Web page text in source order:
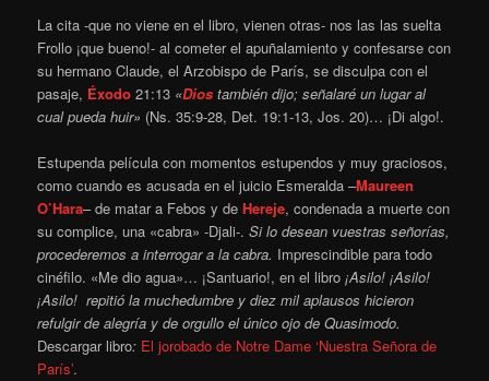
La cita -que no viene en el libro, vienen otras- nos las las suelta
Frollo ¡que bueno!- al cometer el apuñalamiento y confesarse con
su hermano Claude, el Arzobispo de París, se disculpa con el
pasaje, Éxodo 21:13 «Dios también dijo; señalaré un lugar al
cual pueda huir» (Ns. 35:9-28, Det. 19:1-13, Jos. 20)… ¡Di algo!.
Estupenda película con momentos estupendos y muy graciosos,
como cuando es acusada en el juicio Esmeralda –Maureen
O’Hara– de matar a Febos y deHereje, condenada a muerte con
su complice, una «cabra» -Djali-.Si lo desean vuestras señorías,
procederemos a interrogar a la cabra. Imprescindible para todo
cinéfilo. «Me dio agua»… ¡Santuario!, en el libro¡Asilo! ¡Asilo!
¡Asilo! repitió la muchedumbre y diez mil aplausos hicieron
refulgir de alegría y de orgullo el único ojo de Quasimodo.
Descargar libro: El jorobado de Notre Dame ‘Nuestra Señora de
París’.